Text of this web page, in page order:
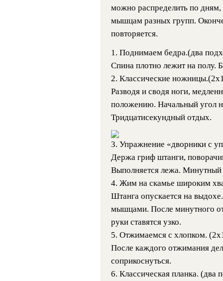
можно распределить по дням,
мышцам разных групп.
повторяется.
1. Поднимаем бедра.(два
Спина плотно лежит на полу.
2. Классические
Разводя и сводя ноги,
положению. Начальный угол
Тридцатисекундный отдых.
3. Упражнение «дворники с
Держа гриф штанги,
Выполняется лежа. Минутный
4. Жим на скамье широким
Штанга опускается на
мышцами. После минутного
руки ставятся узко.
5. Отжимаемся с хлопком.
После каждого отжимания
соприкоснуться.
6. Классическая планка. (два